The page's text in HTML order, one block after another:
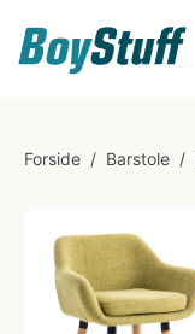
Forside / Barstole /